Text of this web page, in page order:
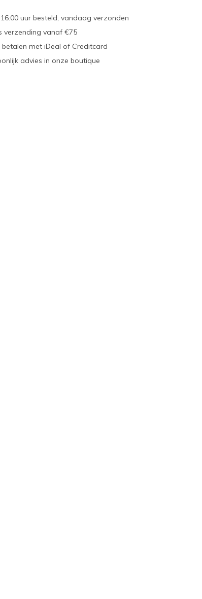
uur besteld, vandaag verzonden
verzending vanaf €75
betalen met iDeal of Creditcard
advies in onze boutique